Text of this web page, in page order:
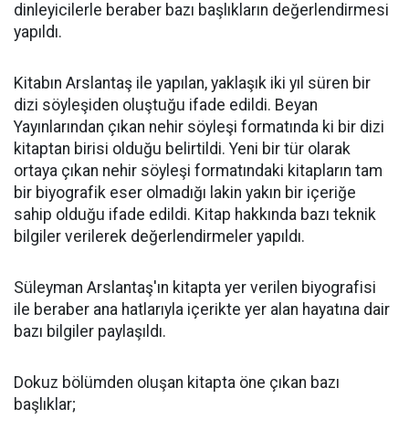
dinleyicilerle beraber bazı başlıkların değerlendirmesi
yapıldı.
Kitabın Arslantaş ile yapılan, yaklaşık iki yıl süren bir
dizi söyleşiden oluştuğu ifade edildi. Beyan
Yayınlarından çıkan nehir söyleşi formatında ki bir dizi
kitaptan birisi olduğu belirtildi. Yeni bir tür olarak
ortaya çıkan nehir söyleşi formatındaki kitapların tam
bir biyografik eser olmadığı lakin yakın bir içeriğe
sahip olduğu ifade edildi. Kitap hakkında bazı teknik
bilgiler verilerek değerlendirmeler yapıldı.
Süleyman Arslantaş'ın kitapta yer verilen biyografisi
ile beraber ana hatlarıyla içerikte yer alan hayatına dair
bazı bilgiler paylaşıldı.
Dokuz bölümden oluşan kitapta öne çıkan bazı
başlıklar;